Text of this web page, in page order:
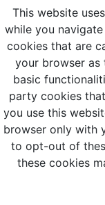
This website
while you
cookies that are
your browser
basic
party cookies
you use this
browser only with
to opt-out of
these cookies